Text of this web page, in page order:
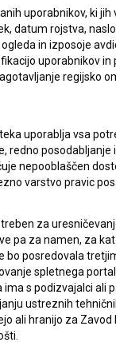
Savić
Montažer: Olga
Lidija
Alban Ukaj,
uporabnikov, ki
datum rojstva,
in izposoje
uporabnikov
regijsko
uporablja vsa
nepooblaščen
varstvo pravic
za
pa za namen, za
bo posredovala
spletnega
s podizvajalci
ustreznih
ali hranijo za